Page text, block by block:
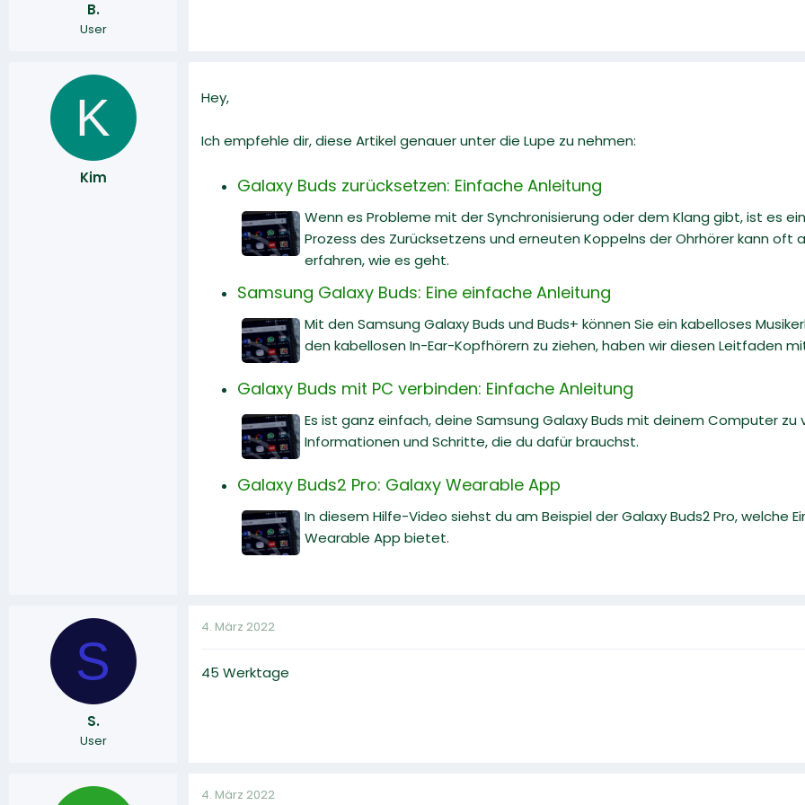
B.
User
K
Kim
Hey,
Ich empfehle dir, diese Artikel genauer unter die Lupe zu nehmen:
Galaxy Buds zurücksetzen: Einfache Anleitung
Wenn es Probleme mit der Synchronisierung oder dem Klang gibt, ist es
Prozess des Zurücksetzens und erneuten Koppelns der Ohrhörer kann oft
erfahren, wie es geht.
Samsung Galaxy Buds: Eine einfache Anleitung
Mit den Samsung Galaxy Buds und Buds+ können Sie ein kabelloses
den kabellosen In-Ear-Kopfhörern zu ziehen, haben wir diesen Leitfaden
Galaxy Buds mit PC verbinden: Einfache Anleitung
Es ist ganz einfach, deine Samsung Galaxy Buds mit deinem Computer
Informationen und Schritte, die du dafür brauchst.
Galaxy Buds2 Pro: Galaxy Wearable App
In diesem Hilfe-Video siehst du am Beispiel der Galaxy Buds2 Pro, welche
Wearable App bietet.
S
S.
User
4. März 2022
45 Werktage
4. März 2022